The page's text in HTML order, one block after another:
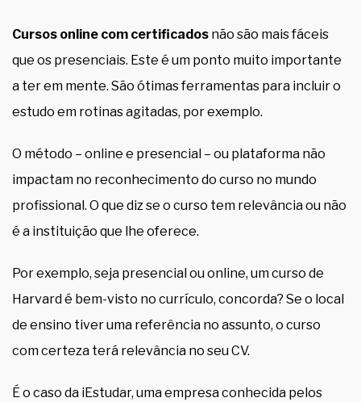
Cursos online com certificados não são mais fáceis
que os presenciais. Este é um ponto muito importante
a ter em mente. São ótimas ferramentas para incluir o
estudo em rotinas agitadas, por exemplo.
O método – online e presencial – ou plataforma não
impactam no reconhecimento do curso no mundo
profissional. O que diz se o curso tem relevância ou não
é a instituição que lhe oferece.
Por exemplo, seja presencial ou online, um curso de
Harvard é bem-visto no currículo, concorda? Se o local
de ensino tiver uma referência no assunto, o curso
com certeza terá relevância no seu CV.
É o caso da iEstudar, uma empresa conhecida pelos